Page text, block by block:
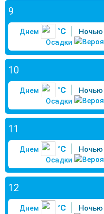
9
Днем °C Ночью
Осадки
10
Днем °C Ночью
Осадки
11
Днем °C Ночью
Осадки
12
Днем °C Ночью